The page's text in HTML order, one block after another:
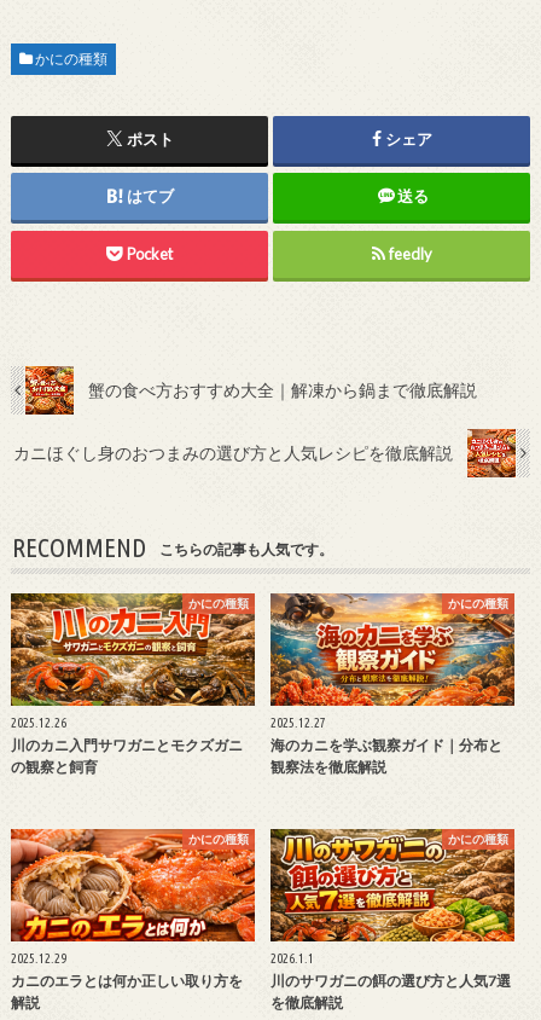
かにの種類
ポスト シェア
はてブ 送る
Pocket feedly
蟹の食べ方おすすめ大全｜解凍から鍋まで徹底解説
カニほぐし身のおつまみの選び方と人気レシピを徹底解説
RECOMMEND こちらの記事も人気です。
かにの種類
2025.12.26
川のカニ入門サワガニとモクズガニ
の観察と飼育
かにの種類
2025.12.27
海のカニを学ぶ観察ガイド｜分布と
観察法を徹底解説
かにの種類
2025.12.29
カニのエラとは何か正しい取り方を
解説
かにの種類
2026.1.1
川のサワガニの餌の選び方と人気7選
を徹底解説